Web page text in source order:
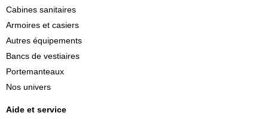
Cabines sanitaires
Armoires et casiers
Autres équipements
Bancs de vestiaires
Portemanteaux
Nos univers
Aide et service